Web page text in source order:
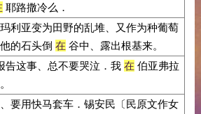
耶路撒冷么．
利亚变为田野的乱堆、又作为种葡萄
的石头倒 在 谷中、露出根基来。
告这事、总不要哭泣．我 在 伯亚弗拉
要用快马套车．锡安民〔民原文作女